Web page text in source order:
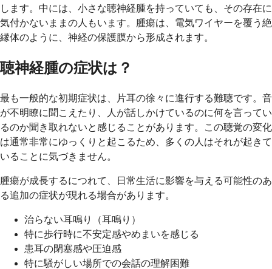
します。中には、小さな聴神経腫を持っていても、その存在に
気付かないままの人もいます。腫瘍は、電気ワイヤーを覆う絶
縁体のように、神経の保護膜から形成されます。
聴神経腫の症状は？
最も一般的な初期症状は、片耳の徐々に進行する難聴です。音
が不明瞭に聞こえたり、人が話しかけているのに何を言ってい
るのか聞き取れないと感じることがあります。この聴覚の変化
は通常非常にゆっくりと起こるため、多くの人はそれが起きて
いることに気づきません。
腫瘍が成長するにつれて、日常生活に影響を与える可能性のあ
る追加の症状が現れる場合があります。
治らない耳鳴り（耳鳴り）
特に歩行時に不安定感やめまいを感じる
患耳の閉塞感や圧迫感
特に騒がしい場所での会話の理解困難